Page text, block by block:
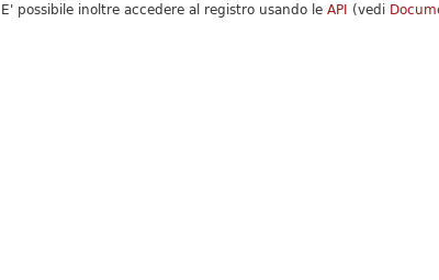
E' possibile inoltre accedere al registro usando le API (vedi